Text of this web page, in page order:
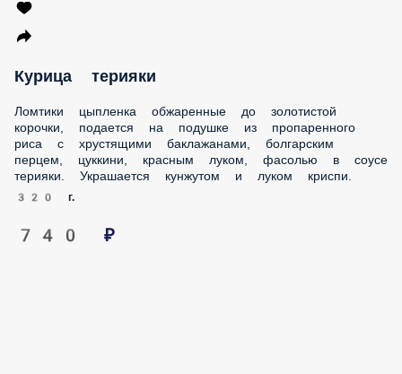
Курица терияки
Ломтики цыпленка обжаренные до золотистой корочки,
подается на подушке из пропаренного риса с хрустящими
баклажанами, болгарским перцем, цуккини, красным
луком, фасолью в соусе терияки. Украшается кунжутом и
луком криспи.
320 г.
740 ₽